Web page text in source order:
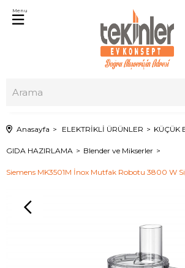
Menu
Anasayfa ELEKTRİKLİ ÜRÜNLER KÜÇÜK
GIDA HAZIRLAMA Blender ve Mikserler
Siemens MK3501M İnox Mutfak Robotu 3800 W